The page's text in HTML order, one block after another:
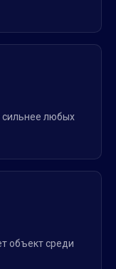
сильнее любых
объект среди